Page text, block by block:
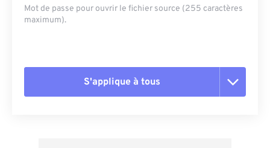
Mot de passe pour ouvrir le fichier source (255 caractères
maximum).
S'applique à tous